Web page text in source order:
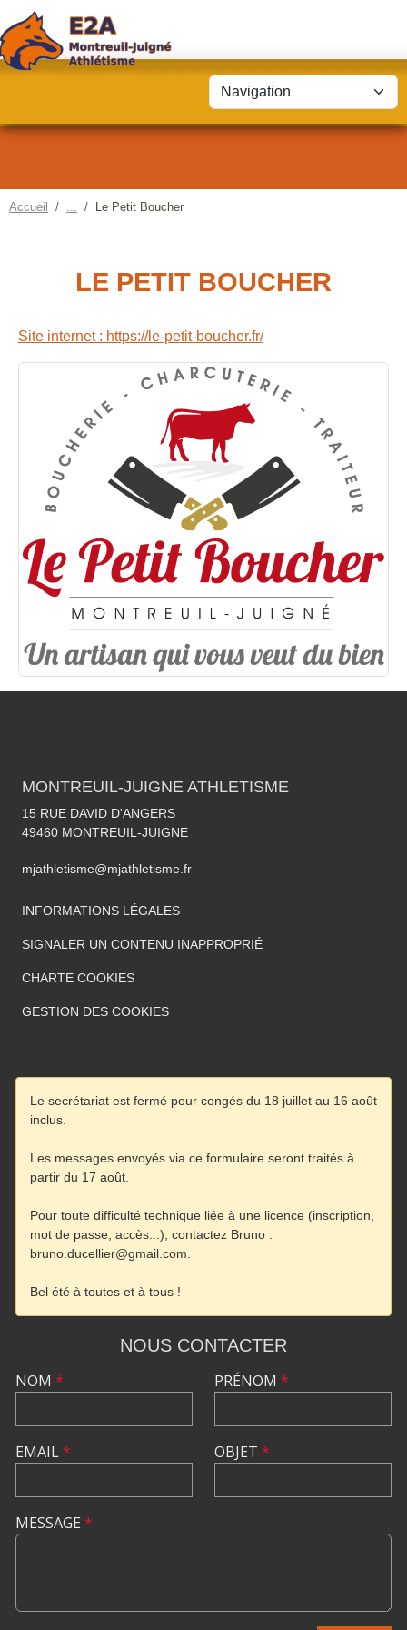
Accueil Le Petit Boucher
LE PETIT BOUCHER
Site internet : https://le-petit-boucher.fr/
MONTREUIL-JUIGNE ATHLETISME
15 RUE DAVID D'ANGERS
49460 MONTREUIL-JUIGNE
mjathletisme@mjathletisme.fr
INFORMATIONS LÉGALES
SIGNALER UN CONTENU INAPPROPRIÉ
CHARTE COOKIES
GESTION DES COOKIES
NOUS CONTACTER
NOM *
EMAIL*
PRÉNOM *
OBJET *
MESSAGE *
Panneau de gestion des cookies